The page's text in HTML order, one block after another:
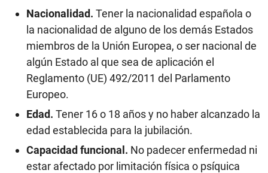
Nacionalidad. Tener la nacionalidad española o
la nacionalidad de alguno de los demás Estados
miembros de la Unión Europea, o ser nacional de
algún Estado al que sea de aplicación el
Reglamento (UE) 492/2011 del Parlamento
Europeo.
Edad. Tener 16 o 18 años y no haber alcanzado la
edad establecida para la jubilación.
Capacidad funcional. No padecer enfermedad ni
estar afectado por limitación física o psíquica